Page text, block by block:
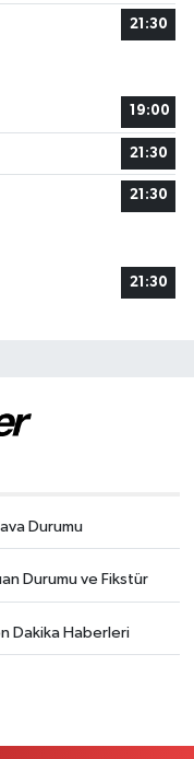
21:30
19:00
21:30
21:30
21:30
Durumu
Durumu ve Fikstür
Dakika Haberleri